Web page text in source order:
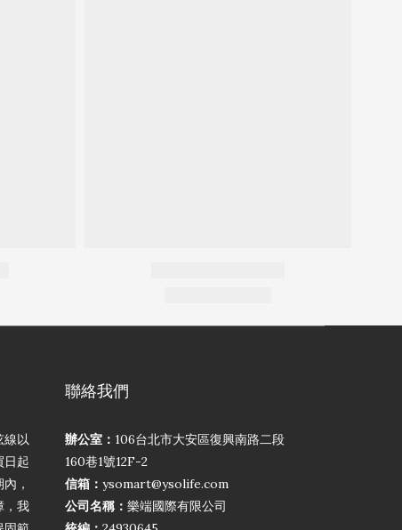
線以
日起
，
，我
聯絡我們
辦公室： 106台北市大安區復興南路二段
160巷1號12F-2
信箱： ysomart@ysolife.com
公司名稱： 樂端國際有限公司